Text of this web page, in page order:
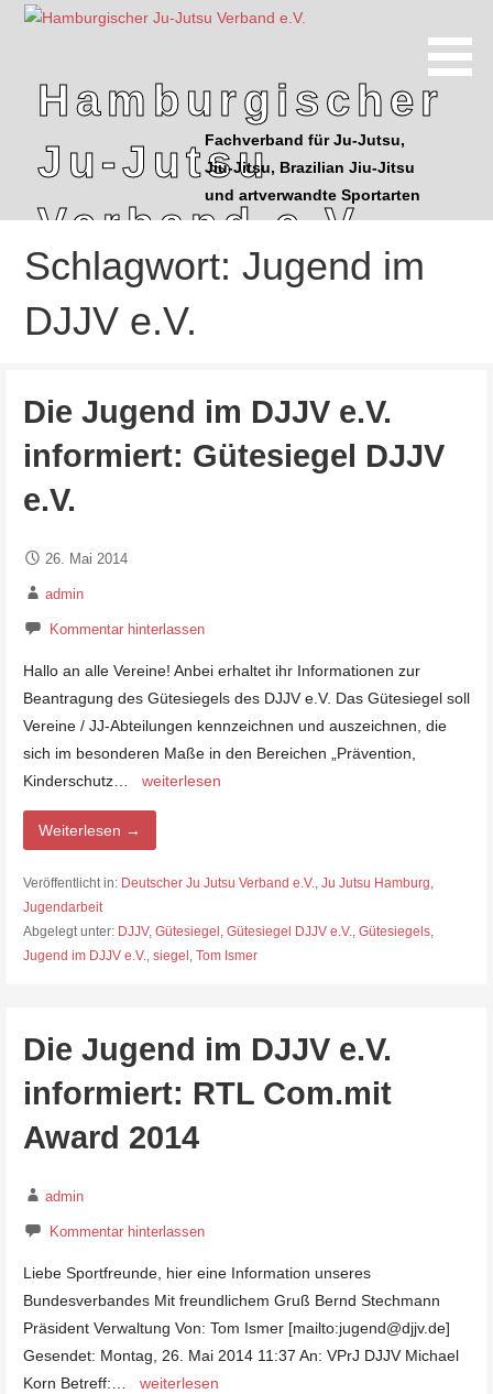
Hamburgischer
Ju-Jutsu
Verband e.V.
Fachverband für Ju-Jutsu,
Jiu-Jitsu, Brazilian Jiu-Jitsu
und artverwandte Sportarten
Schlagwort: Jugend im
DJJV e.V.
Die Jugend im DJJV e.V.
informiert: Gütesiegel DJJV
e.V.
26. Mai 2014
admin
Kommentar hinterlassen
Hallo an alle Vereine! Anbei erhaltet ihr Informationen zur
Beantragung des Gütesiegels des DJJV e.V. Das Gütesiegel soll
Vereine / JJ-Abteilungen kennzeichnen und auszeichnen, die
sich im besonderen Maße in den Bereichen „Prävention,
Kinderschutz… weiterlesen
Weiterlesen →
Veröffentlicht in: Deutscher Ju Jutsu Verband e.V., Ju Jutsu Hamburg,
Jugendarbeit
Abgelegt unter: DJJV, Gütesiegel , Gütesiegel DJJV e.V., Gütesiegels,
Jugend im DJJV e.V., siegel , Tom Ismer
Die Jugend im DJJV e.V.
informiert: RTL Com.mit
Award 2014
admin
Kommentar hinterlassen
Liebe Sportfreunde, hier eine Information unseres
Bundesverbandes Mit freundlichem Gruß Bernd Stechmann
Präsident Verwaltung Von: Tom Ismer [mailto:jugend@djjv.de]
Gesendet: Montag, 26. Mai 2014 11:37 An: VPrJ DJJV Michael
Korn Betreff:… weiterlesen